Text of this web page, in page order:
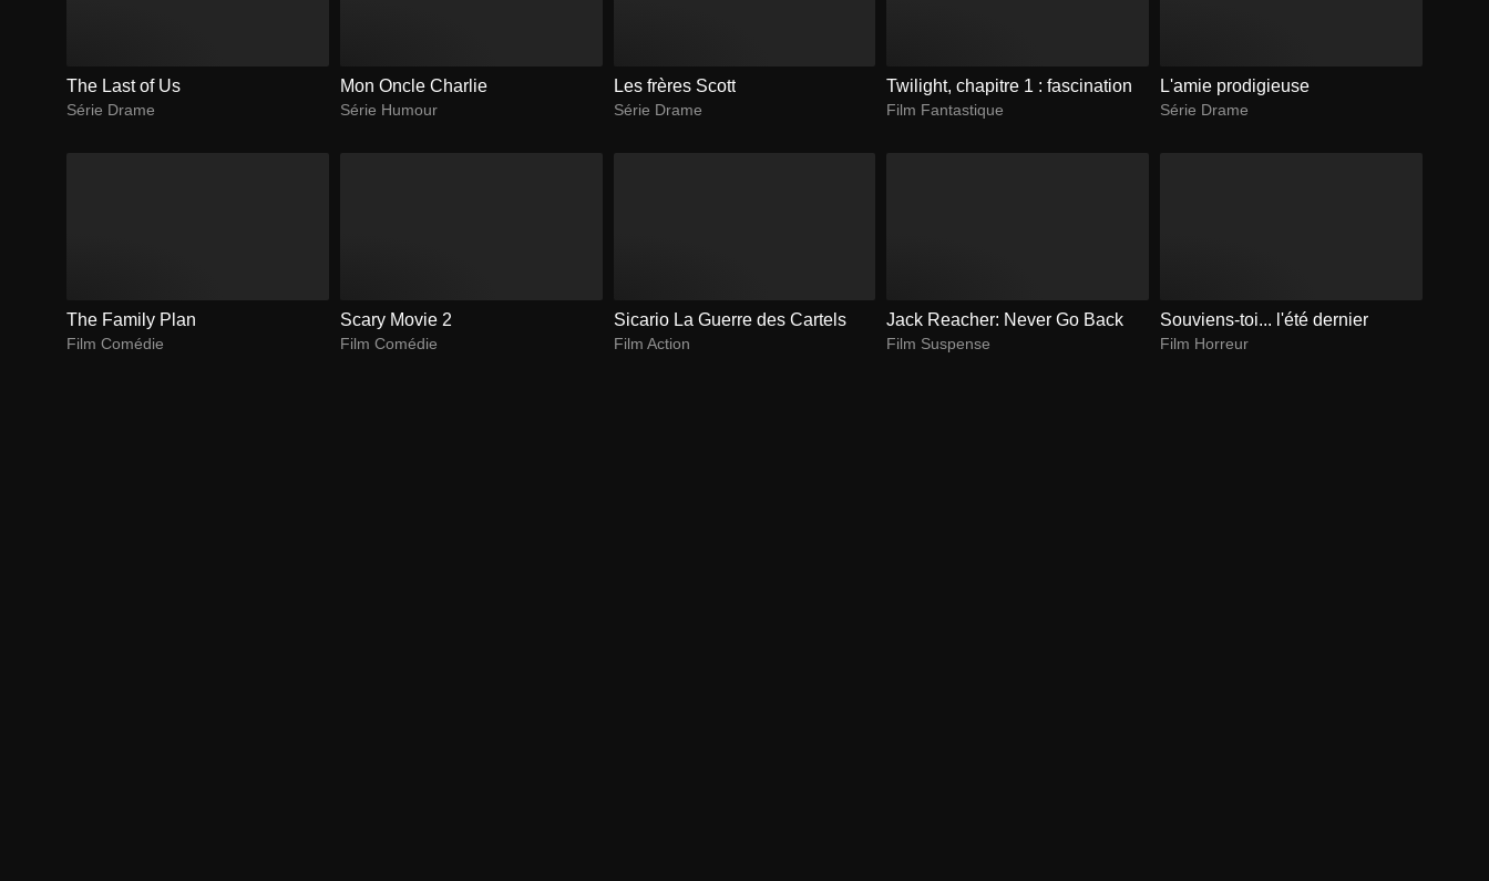
The Last of Us
Série Drame
Mon Oncle Charlie
Série Humour
Les frères Scott
Série Drame
Twilight, chapitre 1 : fascination
Film Fantastique
L'amie prodigieuse
Série Drame
The Family Plan
Film Comédie
Scary Movie 2
Film Comédie
Sicario La Guerre des Cartels
Film Action
Jack Reacher: Never Go Back
Film Suspense
Souviens-toi... l'été dernier
Film Horreur